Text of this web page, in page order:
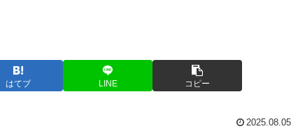
はてブ LINE コピー
2025.08.05